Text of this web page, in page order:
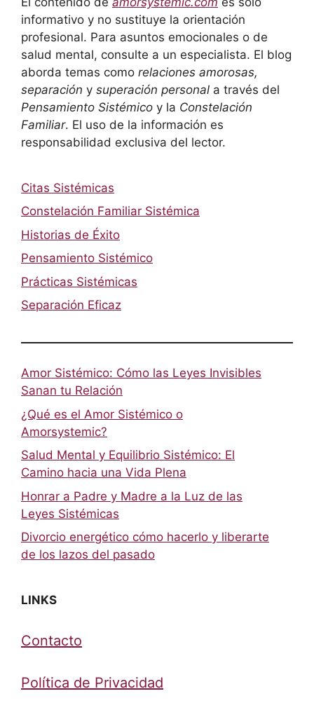
informativo y no sustituye la orientación
profesional. Para asuntos emocionales o de
salud mental, consulte a un especialista. El blog
aborda temas como relaciones amorosas,
separación y superación personal a través del
Pensamiento Sistémico y la Constelación
Familiar. El uso de la información es
responsabilidad exclusiva del lector.
Citas Sistémicas
Constelación Familiar Sistémica
Historias de Éxito
Pensamiento Sistémico
Prácticas Sistémicas
Separación Eficaz
Amor Sistémico: Cómo las Leyes Invisibles
Sanan tu Relación
¿Qué es el Amor Sistémico o
Amorsystemic?
Salud Mental y Equilibrio Sistémico: El
Camino hacia una Vida Plena
Honrar a Padre y Madre a la Luz de las
Leyes Sistémicas
Divorcio energético cómo hacerlo y liberarte
de los lazos del pasado
LINKS
Contacto
Política de Privacidad